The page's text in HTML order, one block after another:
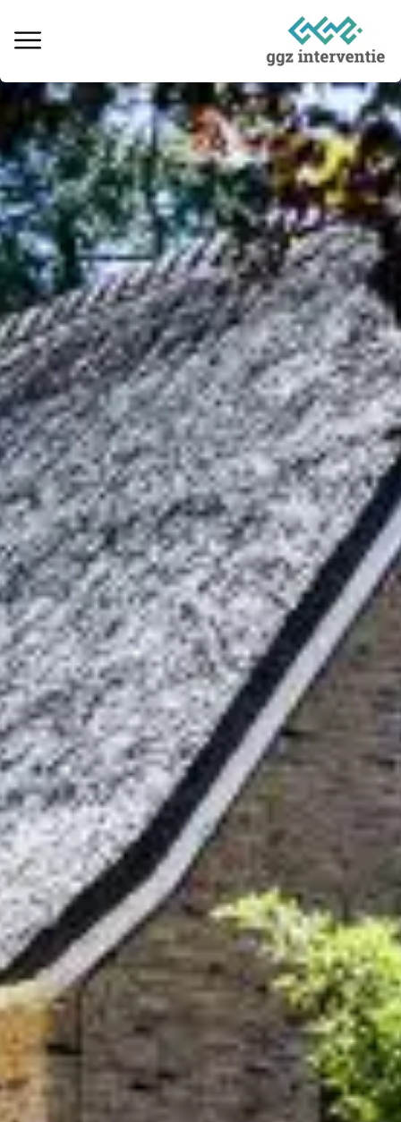
Behandeling verslaving
Informatie over verslaving
Ervaringsverhalen
Kosten & vergoedingen
Locaties behandeling
Interventie naaste
Informatieve artikelen
Vacatures
Contact